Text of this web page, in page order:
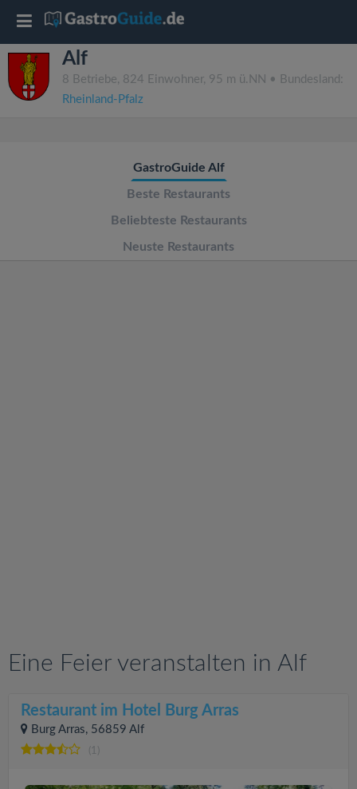
Alf
8 Betriebe, 824 Einwohner, 95 m ü.NN • Bundesland:
Rheinland-Pfalz
GastroGuide Alf
Beste Restaurants
Beliebteste Restaurants
Neuste Restaurants
Eine Feier veranstalten in Alf
Restaurant im Hotel Burg Arras
Burg Arras, 56859 Alf
(1)
T
o
g